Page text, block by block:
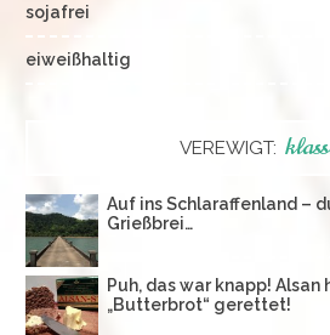
sojafrei
eiweißhaltig
VEREWIGT:
Auf ins Schlaraffenland –
Grießbrei…
Puh, das war knapp!
„Butterbrot“ gerettet!